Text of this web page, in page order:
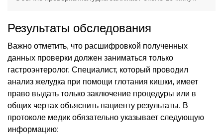
Результаты обследования
Важно отметить, что расшифровкой полученных
данных проверки должен заниматься только
гастроэнтеролог. Специалист, который проводил
анализ желудка при помощи глотания кишки, имеет
право выдать только заключение процедуры или в
общих чертах объяснить пациенту результаты. В
протоколе медик обязательно указывает следующую
информацию: